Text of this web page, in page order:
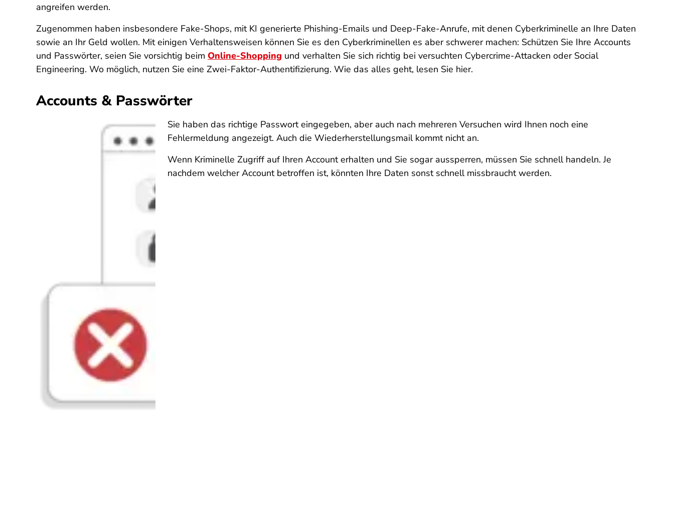
angreifen werden.
Zugenommen haben insbesondere Fake-Shops, mit KI generierte Phishing-Emails und Deep-Fake-Anrufe, mit denen Cyberkriminelle an Ihre Daten
sowie an Ihr Geld wollen. Mit einigen Verhaltensweisen können Sie es den Cyberkriminellen es aber schwerer machen: Schützen Sie Ihre Accounts
und Passwörter, seien Sie vorsichtig beim Online-Shopping und verhalten Sie sich richtig bei versuchten Cybercrime-Attacken oder Social
Engineering. Wo möglich, nutzen Sie eine Zwei-Faktor-Authentifizierung. Wie das alles geht, lesen Sie hier.
Accounts & Passwörter
Sie haben das richtige Passwort eingegeben, aber auch nach mehreren Versuchen wird Ihnen noch eine
Fehlermeldung angezeigt. Auch die Wiederherstellungsmail kommt nicht an.
Wenn Kriminelle Zugriff auf Ihren Account erhalten und Sie sogar aussperren, müssen Sie schnell handeln. Je
nachdem welcher Account betroffen ist, könnten Ihre Daten sonst schnell missbraucht werden.